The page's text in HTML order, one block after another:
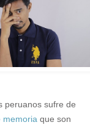
peruanos sufre de
memoriaque son